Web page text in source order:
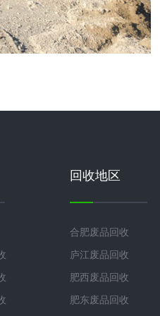
回收地区
合肥废品回收
庐江废品回收
肥西废品回收
肥东废品回收